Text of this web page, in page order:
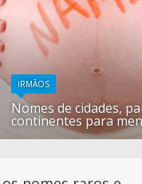
IRMÃOS
Nomes de cidades,
continentes para